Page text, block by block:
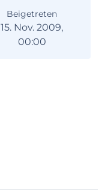
Beigetreten
15. Nov. 2009,
00:00